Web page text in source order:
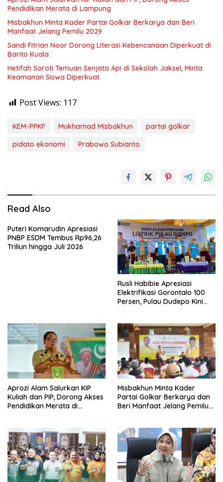
Pendidikan Merata di Lampung
Misbakhun Minta Kader Partai Golkar Berkarya dan Beri
Manfaat Jelang Pemilu 2029
Sandi Fitrian Noor Dorong Literasi Kebencanaan Diperkuat di
Barito Kuala
Hetifah Soroti Temuan Senjata Api di Sekolah Jaksel, Minta
Keamanan Siswa Diperkuat
Post Views: 117
KEM-PPKF Mukhamad Misbakhun
partai golkar
pidato ekonomi
Prabowo Subianto
Read Also
Puteri Komarudin Apresiasi
PNBP ESDM Tembus Rp96,26
Triliun hingga Juli 2026
Rusli Habibie Apresiasi
Elektrifikasi Gorontalo 100
Persen, Pulau Dudepo Kini
Aprozi Alam Salurkan KIP
Kuliah dan PIP, Dorong Akses
Pendidikan Merata di
Misbakhun Minta Kader
Partai Golkar Berkarya dan
Beri Manfaat Jelang Pemilu